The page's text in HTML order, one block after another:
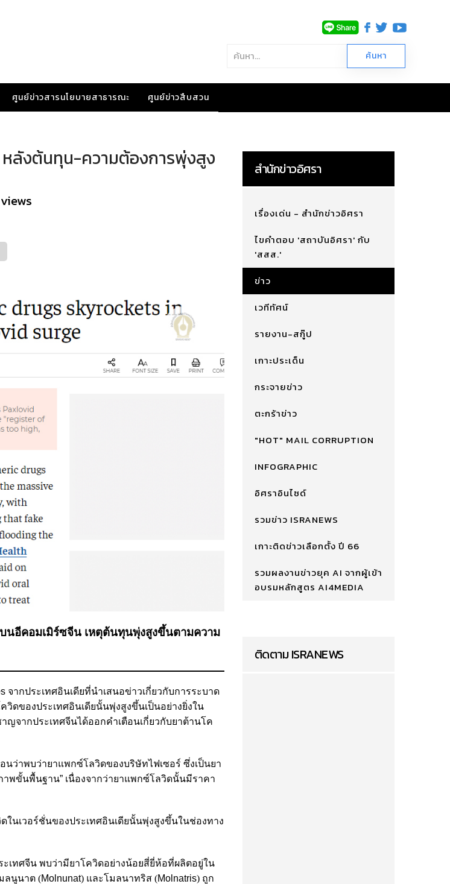
ศูนย์ข่าวสารนโยบายสาธารณะ ศูนย์ข่าวสืบสวน
ลังต้นทุน-ความต้องการพุ่งสูง
นอีคอมเมิร์ซจีน เหตุต้นทุนพุ่งสูงขึ้นตามความ
จากประเทศอินเดียที่นำเสนอข่าวเกี่ยวกับการระบาด
ดของประเทศอินเดียนั้นพุ่งสูงขึ้นเป็นอย่างยิ่งใน
ญจากประเทศจีนได้ออกคำเตือนเกี่ยวกับยาต้านโค
ว่าพบว่ายาแพกซ์โลวิดของบริษัทไฟเซอร์ ซึ่งเป็นยา
าพขั้นพื้นฐาน” เนื่องจากว่ายาแพกซ์โลวิดนั้นมีราคา
นเวอร์ชั่นของประเทศอินเดียนั้นพุ่งสูงขึ้นในช่องทาง
เทศจีน พบว่ามียาโควิดอย่างน้อยสี่ยี่ห้อที่ผลิตอยู่ใน
ลนูนาต (Molnunat) และโมลนาทริส (Molnatris) ถูก
สำนักข่าวอิศรา
เรื่องเด่น - สำนักข่าวอิศรา
ไขคำตอบ 'สถาบันอิศรา' กับ
'สสส.'
ข่าว
เวทีทัศน์
รายงาน-สกู๊ป
เกาะประเด็น
กระจายข่าว
ตะกร้าข่าว
"HOT" MAIL CORRUPTION
INFOGRAPHIC
อิศราอินไซด์
รวมข่าว ISRANEWS
เกาะติดข่าวเลือกตั้ง ปี 66
รวมผลงานข่าวยุค AI จากผู้เข้า
อบรมหลักสูตร AI4MEDIA
ติดตาม ISRANEWS